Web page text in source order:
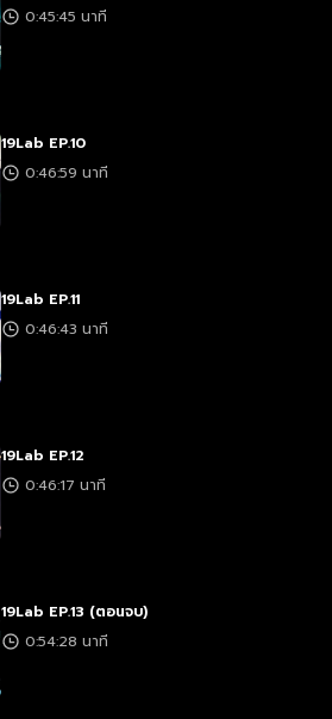
0:45:45 นาที
19Lab EP.10
0:46:59 นาที
19Lab EP.11
0:46:43 นาที
19Lab EP.12
0:46:17 นาที
19Lab EP.13 (ตอนจบ)
0:54:28 นาที